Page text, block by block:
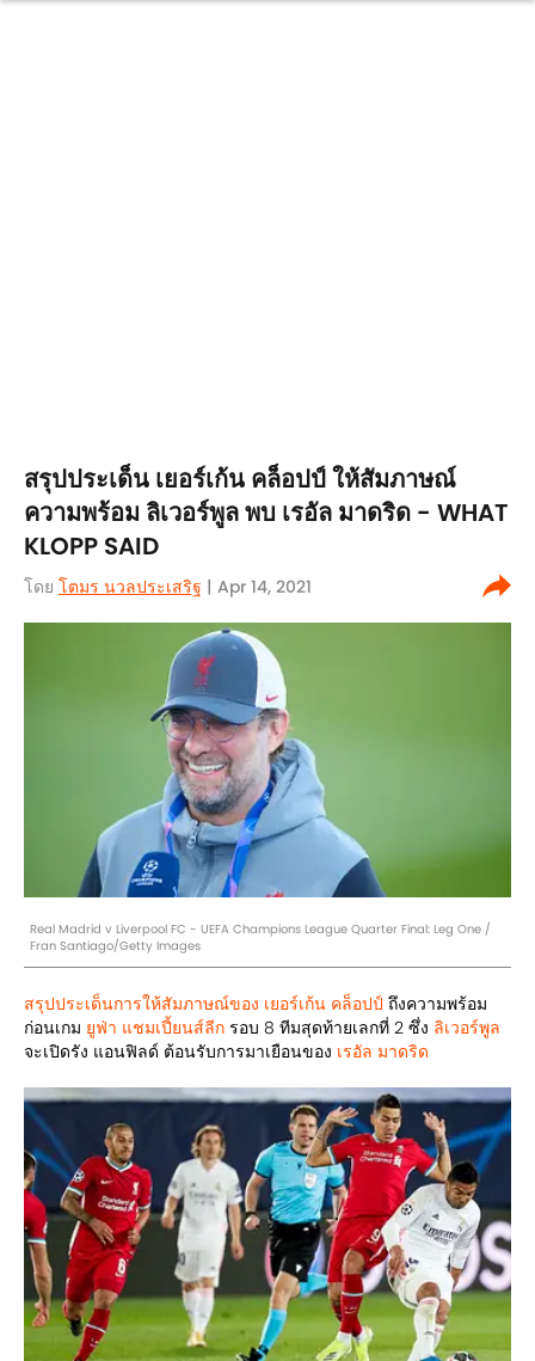
สรุปประเด็น เยอร์เก้น คล็อปป์ ให้สัมภาษณ์
ความพร้อม ลิเวอร์พูล พบ เรอัล มาดริด - WHAT
KLOPP SAID
โดย โตมร นวลประเสริฐ | Apr 14, 2021
Real Madrid v Liverpool FC - UEFA Champions League Quarter Final: Leg One /
Fran Santiago/Getty Images
สรุปประเด็นการให้สัมภาษณ์ของ เยอร์เก้น คล็อปป์ ถึงความพร้อม
ก่อนเกม ยูฟ่า แชมเปี้ยนส์ลีก รอบ 8 ทีมสุดท้ายเลกที่ 2 ซึ่ง ลิเวอร์พูล
จะเปิดรัง แอนฟิลด์ ต้อนรับการมาเยือนของ เรอัล มาดริด